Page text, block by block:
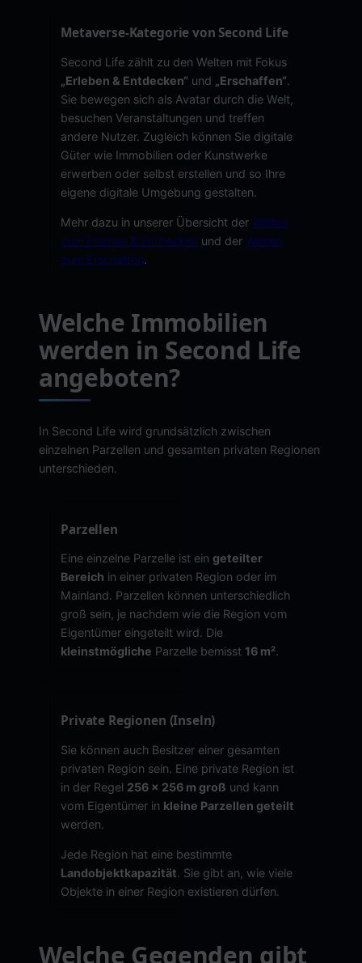
Metaverse-Kategorie von Second Life
Second Life zählt zu den Welten mit Fokus
„Erleben & Entdecken“ und „Erschaffen“.
Sie bewegen sich als Avatar durch die Welt,
besuchen Veranstaltungen und treffen
andere Nutzer. Zugleich können Sie digitale
Güter wie Immobilien oder Kunstwerke
erwerben oder selbst erstellen und so Ihre
eigene digitale Umgebung gestalten.
Mehr dazu in unserer Übersicht derWelten
zum Erleben & Entdecken und derWelten
zum Erschaffen.
Welche Immobilien
werden in Second Life
angeboten?
In Second Life wird grundsätzlich zwischen
einzelnen Parzellen und gesamten privaten Regionen
unterschieden.
Parzellen
Eine einzelne Parzelle ist eingeteilter
Bereich in einer privaten Region oder im
Mainland. Parzellen können unterschiedlich
groß sein, je nachdem wie die Region vom
Eigentümer eingeteilt wird. Die
kleinstmögliche Parzelle bemisst 16 m².
Private Regionen (Inseln)
Sie können auch Besitzer einer gesamten
privaten Region sein. Eine private Region ist
in der Regel 256 x 256 m groß und kann
vom Eigentümer in kleine Parzellen geteilt
werden.
Jede Region hat eine bestimmte
Landobjektkapazität. Sie gibt an, wie viele
Objekte in einer Region existieren dürfen.
Welche Gegenden gibt